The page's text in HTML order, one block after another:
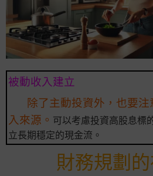
被動收入建立
除了主動投資外，也要
入來源。 可以考慮投資高股息標
立長期穩定的現金流。
財務規劃